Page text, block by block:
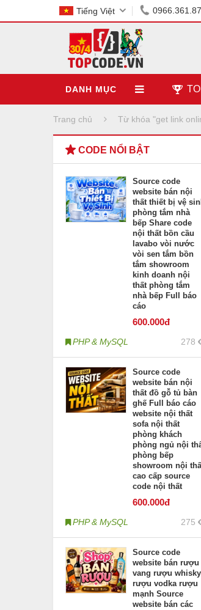
Tiếng Việt
DANH MỤC
Trang chủ Từ khóa "get link
CODE NỔI BẬT
Source code
website bán nội
thất thiết bị vệ
phòng tắm nhà
bếp Share code
nội thất bồn cầu
lavabo vòi nước
vòi sen tắm bồn
tắm showroom
kinh doanh nội
thất phòng tắm
nhà bếp Full báo
cáo
600.000đ
PHP & MySQL 278
Source code
website bán nội
thất đồ gỗ tủ bàn
ghế Full báo cáo
website nội thất
sofa nội thất
phòng khách
phòng ngủ nội
phòng bếp
showroom nội
cao cấp source
code nội thất
600.000đ
PHP & MySQL 275
Source code
website bán rượu
vang rượu whisky
rượu vodka rượu
mạnh Source
website bán các